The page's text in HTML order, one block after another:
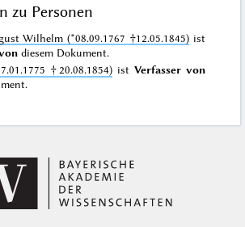
zu Personen
Wilhelm (*08.09.1767 †12.05.1845) ist
diesem Dokument.
†20.08.1854)ist Verfasser von